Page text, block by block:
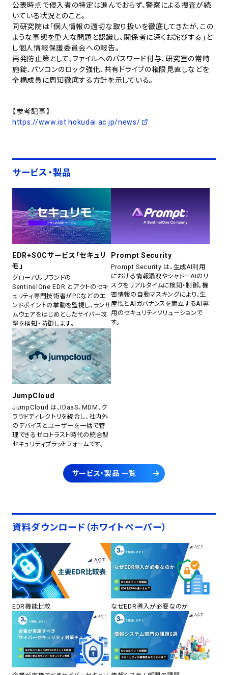
公表時点で侵入者の特定は進んでおらず、警察による捜査が続
いている状況とのこと。
同研究院は「個人情報の適切な取り扱いを徹底してきたが、この
ような事態を重大な問題と認識し、関係者に深くお詫びする」と
し個人情報保護委員会への報告。
再発防止策として、ファイルへのパスワード付与、研究室の常時
施錠、パソコンのロック強化、共有ドライブの権限見直しなどを
全構成員に周知徹底する方針を示している。
【参考記事】
https://www.ist.hokudai.ac.jp/news/
サービス・製品
EDR+SOCサービス「セキュリ
モ」
グローバルブランドの
SentinelOne EDR とアクトのセキ
ュリティ専門技術者がPCなどのエ
ンドポイントの挙動を監視し、ランサ
ムウェアをはじめとしたサイバー攻
撃を検知・防御します。
Prompt Security
Prompt Security は、生成AI利用
における情報漏洩やシャドーAIのリ
スクをリアルタイムに検知・制御。機
密情報の自動マスキングにより、生
産性とAIガバナンスを両立するAI専
用のセキュリティソリューションで
す。
JumpCloud
JumpCloud は、IDaaS、MDM、ク
ラウドディレクトリを統合し、社内外
のデバイスとユーザーを一括で管
理できるゼロトラスト時代の統合型
セキュリティプラットフォームです。
サービス・製品 一覧
資料ダウンロード（ホワイトペーパー）
EDR機能比較 なぜEDR導入が必要なのか